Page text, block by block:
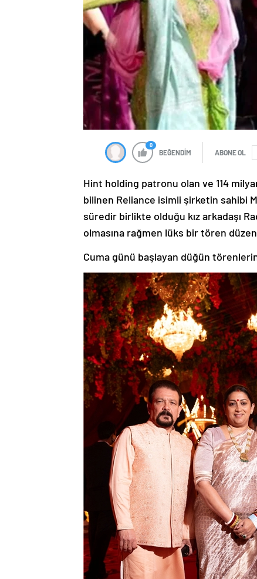
0
BEĞENDİM ABONE OL
Hint holding patronu olan ve 114
bilinen Reliance isimli şirketin sahibi
süredir birlikte olduğu kız arkadaşı
olmasına rağmen lüks bir tören
Cuma günü başlayan düğün